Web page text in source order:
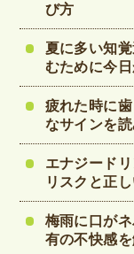
び方
夏に多い知
むために今
疲れた時に
なサインを読
エナジード
リスクと正
梅雨に口が
有の不快感